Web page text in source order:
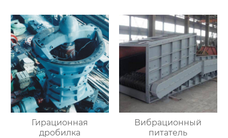
Гирационная
дробилка
Вибрационный
питатель